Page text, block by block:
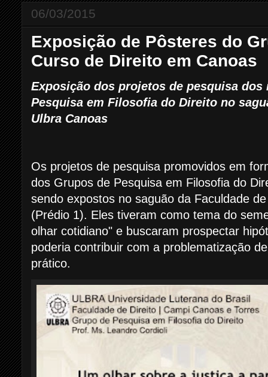
06/03/2015
Exposição de Pôsteres do
Curso de Direito em Canoas
Exposição dos projetos de pesquisa
Pesquisa em Filosofia do Direito no
Ulbra Canoas
Os projetos de pesquisa promovidos em
dos Grupos de Pesquisa em Filosofia do
sendo expostos no saguão da Faculdade
(Prédio 1). Eles tiveram como tema do
olhar cotidiano" e buscaram prospectar
poderia contribuir com a problematização
prático.